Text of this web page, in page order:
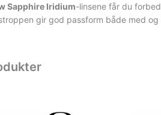
Sapphire Iridium-linsene får du
gir god passform både med og